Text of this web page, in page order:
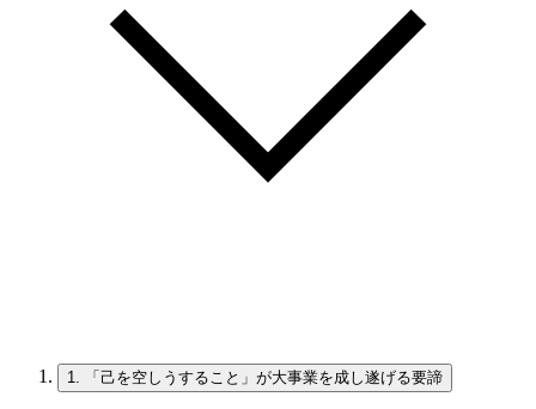
1. 「己を空しうすること」が大事業を成し遂げる要諦